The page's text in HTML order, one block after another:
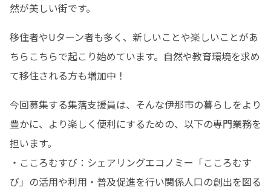
然が美しい街です。
移住者やUターン者も多く、新しいことや楽しいことがあ
ちらこちらで起こり始めています。自然や教育環境を求め
て移住される方も増加中！
今回募集する集落支援員は、そんな伊那市の暮らしをより
豊かに、より楽しく便利にするための、以下の専門業務を
担います。
・こころむすび：シェアリングエコノミー「こころむす
び」の活用や利用・普及促進を行い関係人口の創出を図る